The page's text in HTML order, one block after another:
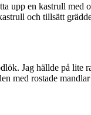
upp en kastrull
och tillsätt
Jag hällde på lite
med rostade